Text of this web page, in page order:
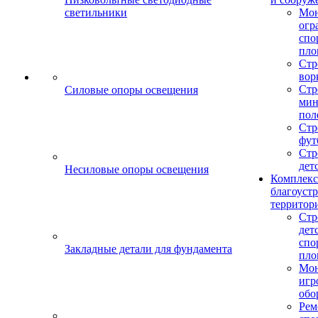
светильники
Силовые опоры освещения
Несиловые опоры освещения
Закладные детали для фундамента